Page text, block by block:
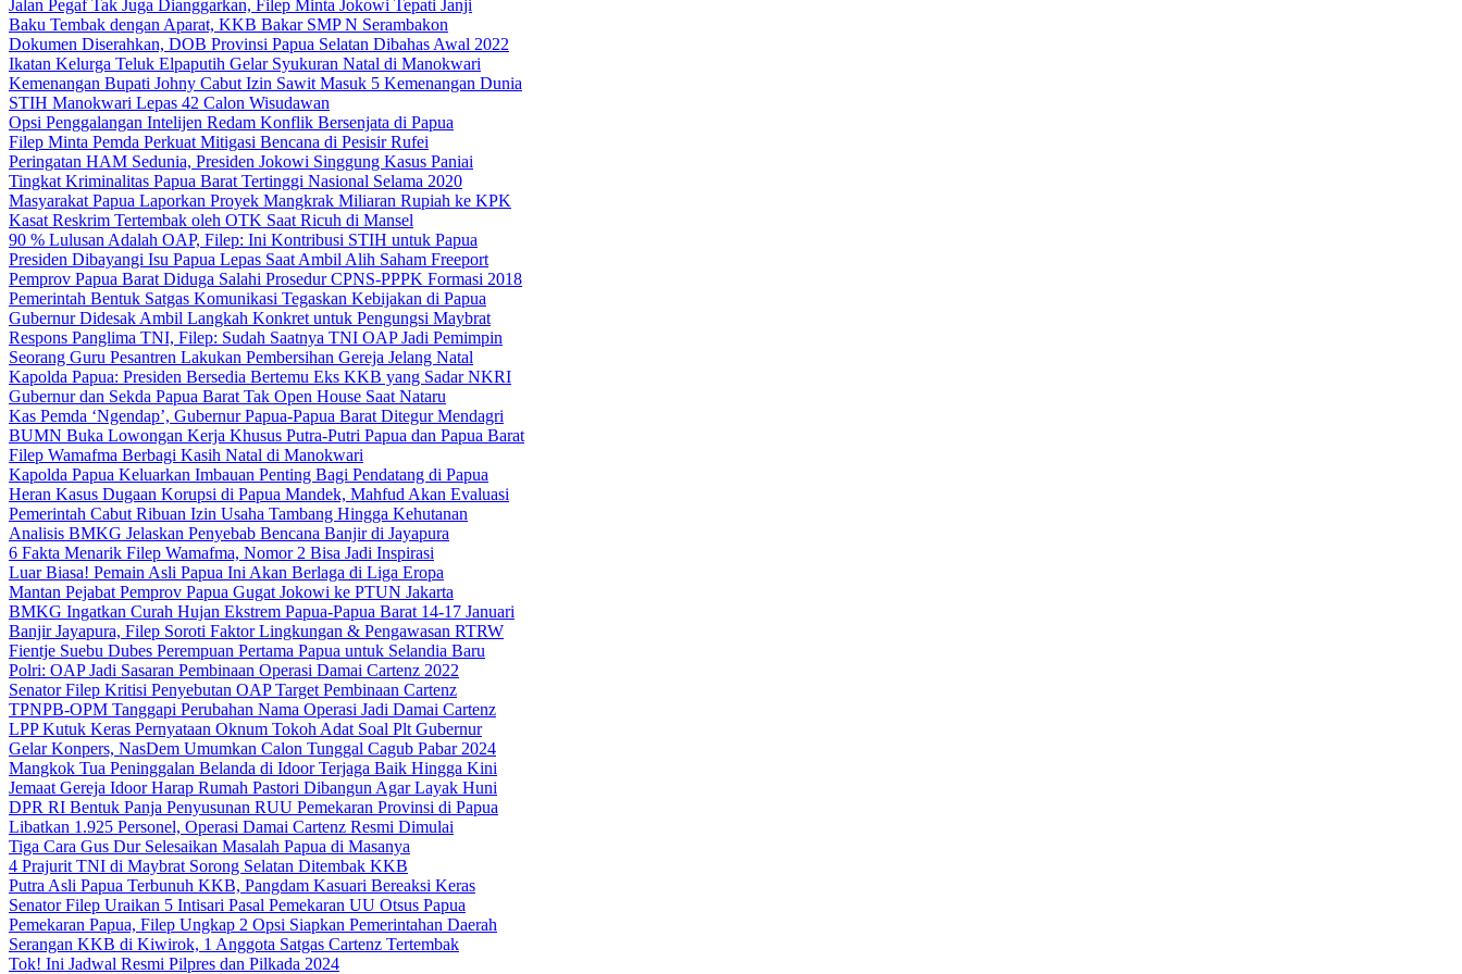
Jalan Pegaf Tak Juga Dianggarkan, Filep Minta Jokowi Tepati Janji
Baku Tembak dengan Aparat, KKB Bakar SMP N Serambakon
Dokumen Diserahkan, DOB Provinsi Papua Selatan Dibahas Awal 2022
Ikatan Kelurga Teluk Elpaputih Gelar Syukuran Natal di Manokwari
Kemenangan Bupati Johny Cabut Izin Sawit Masuk 5 Kemenangan Dunia
STIH Manokwari Lepas 42 Calon Wisudawan
Opsi Penggalangan Intelijen Redam Konflik Bersenjata di Papua
Filep Minta Pemda Perkuat Mitigasi Bencana di Pesisir Rufei
Peringatan HAM Sedunia, Presiden Jokowi Singgung Kasus Paniai
Tingkat Kriminalitas Papua Barat Tertinggi Nasional Selama 2020
Masyarakat Papua Laporkan Proyek Mangkrak Miliaran Rupiah ke KPK
Kasat Reskrim Tertembak oleh OTK Saat Ricuh di Mansel
90 % Lulusan Adalah OAP, Filep: Ini Kontribusi STIH untuk Papua
Presiden Dibayangi Isu Papua Lepas Saat Ambil Alih Saham Freeport
Pemprov Papua Barat Diduga Salahi Prosedur CPNS-PPPK Formasi 2018
Pemerintah Bentuk Satgas Komunikasi Tegaskan Kebijakan di Papua
Gubernur Didesak Ambil Langkah Konkret untuk Pengungsi Maybrat
Respons Panglima TNI, Filep: Sudah Saatnya TNI OAP Jadi Pemimpin
Seorang Guru Pesantren Lakukan Pembersihan Gereja Jelang Natal
Kapolda Papua: Presiden Bersedia Bertemu Eks KKB yang Sadar NKRI
Gubernur dan Sekda Papua Barat Tak Open House Saat Nataru
Kas Pemda ‘Ngendap’, Gubernur Papua-Papua Barat Ditegur Mendagri
BUMN Buka Lowongan Kerja Khusus Putra-Putri Papua dan Papua Barat
Filep Wamafma Berbagi Kasih Natal di Manokwari
Kapolda Papua Keluarkan Imbauan Penting Bagi Pendatang di Papua
Heran Kasus Dugaan Korupsi di Papua Mandek, Mahfud Akan Evaluasi
Pemerintah Cabut Ribuan Izin Usaha Tambang Hingga Kehutanan
Analisis BMKG Jelaskan Penyebab Bencana Banjir di Jayapura
6 Fakta Menarik Filep Wamafma, Nomor 2 Bisa Jadi Inspirasi
Luar Biasa! Pemain Asli Papua Ini Akan Berlaga di Liga Eropa
Mantan Pejabat Pemprov Papua Gugat Jokowi ke PTUN Jakarta
BMKG Ingatkan Curah Hujan Ekstrem Papua-Papua Barat 14-17 Januari
Banjir Jayapura, Filep Soroti Faktor Lingkungan & Pengawasan RTRW
Fientje Suebu Dubes Perempuan Pertama Papua untuk Selandia Baru
Polri: OAP Jadi Sasaran Pembinaan Operasi Damai Cartenz 2022
Senator Filep Kritisi Penyebutan OAP Target Pembinaan Cartenz
TPNPB-OPM Tanggapi Perubahan Nama Operasi Jadi Damai Cartenz
LPP Kutuk Keras Pernyataan Oknum Tokoh Adat Soal Plt Gubernur
Gelar Konpers, NasDem Umumkan Calon Tunggal Cagub Pabar 2024
Mangkok Tua Peninggalan Belanda di Idoor Terjaga Baik Hingga Kini
Jemaat Gereja Idoor Harap Rumah Pastori Dibangun Agar Layak Huni
DPR RI Bentuk Panja Penyusunan RUU Pemekaran Provinsi di Papua
Libatkan 1.925 Personel, Operasi Damai Cartenz Resmi Dimulai
Tiga Cara Gus Dur Selesaikan Masalah Papua di Masanya
4 Prajurit TNI di Maybrat Sorong Selatan Ditembak KKB
Putra Asli Papua Terbunuh KKB, Pangdam Kasuari Bereaksi Keras
Senator Filep Uraikan 5 Intisari Pasal Pemekaran UU Otsus Papua
Pemekaran Papua, Filep Ungkap 2 Opsi Siapkan Pemerintahan Daerah
Serangan KKB di Kiwirok, 1 Anggota Satgas Cartenz Tertembak
Tok! Ini Jadwal Resmi Pilpres dan Pilkada 2024